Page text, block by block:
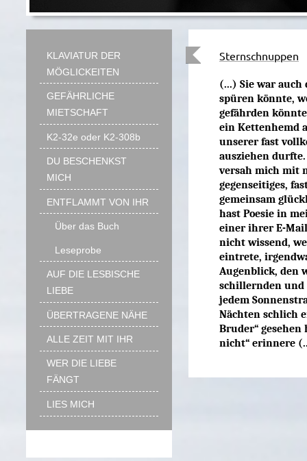
Sternschnuppen
(...) Sie war
spüren könnte,
gefährden
ein Kettenhemd
unserer fast
ausziehen
versah mich mit
gegenseitiges,
gemeinsam
hast Poesie in
einer ihrer E-
nicht wissend,
eintrete,
Augenblick, den
schillernden und
jedem
Nächten schlich
Bruder“ gesehen
nicht“ erinnere
KLAVIATUR DER
MÖGLICKEITEN
GEFÄHRLICHE
MIETSCHAFT
K2-32e oder K2-308b
DU BESCHENKST
MICH
ENTFLAMMT VON IHR
Über das Buch
Leseprobe
AUF DIE LESBISCHE
LIEBE
ÜBERTRAGENE NÄHE
ALLE ZEIT MIT IHR
WER DIE LIEBE
FÄNGT
LIES MICH